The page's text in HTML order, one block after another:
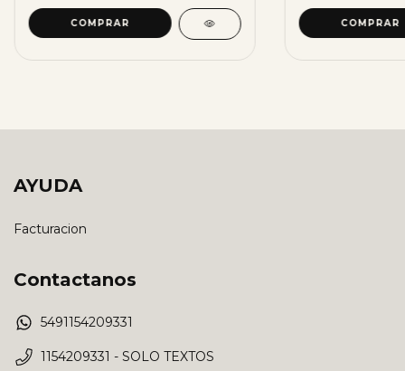
COMPRAR COMPRAR
AYUDA
Facturacion
Contactanos
5491154209331
1154209331 - SOLO TEXTOS